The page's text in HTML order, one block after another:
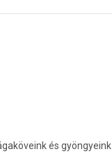
és gyöngyeink